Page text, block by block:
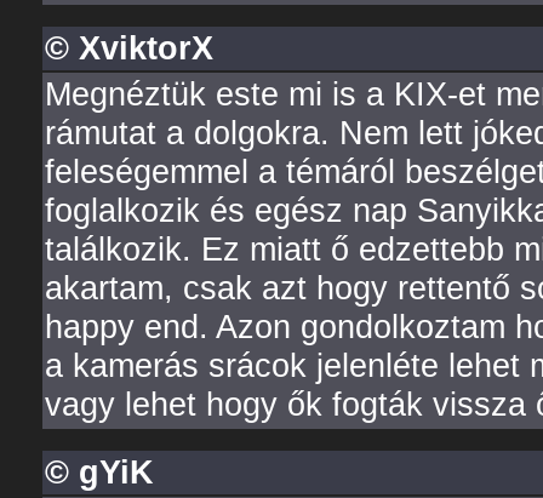
© XviktorX
Megnéztük este mi is a KIX-et
rámutat a dolgokra. Nem lett
feleségemmel a témáról
foglalkozik és egész nap
találkozik. Ez miatt ő edzettebb
akartam, csak azt hogy rettentő
happy end. Azon gondolkoztam
a kamerás srácok jelenléte lehet
vagy lehet hogy ők fogták vissza
© gYiK